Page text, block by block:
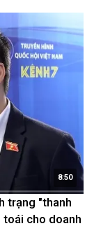
8:50
trạng "thanh
toái cho doanh